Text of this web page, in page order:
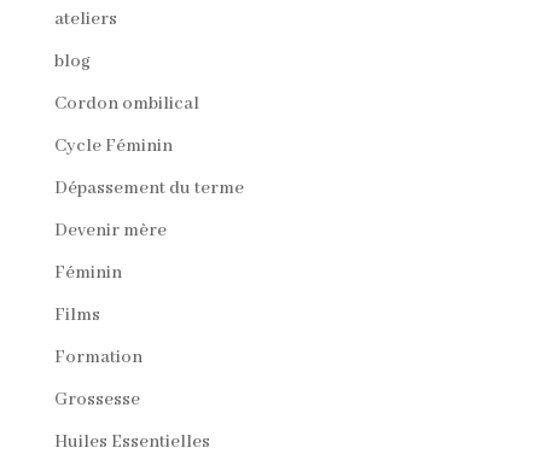
ateliers
blog
Cordon ombilical
Cycle Féminin
Dépassement du terme
Devenir mère
Féminin
Films
Formation
Grossesse
Huiles Essentielles